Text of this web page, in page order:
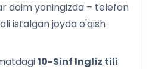
doim yoningizda – telefon
istalgan joyda o'qish
10-Sinf Ingliz tili